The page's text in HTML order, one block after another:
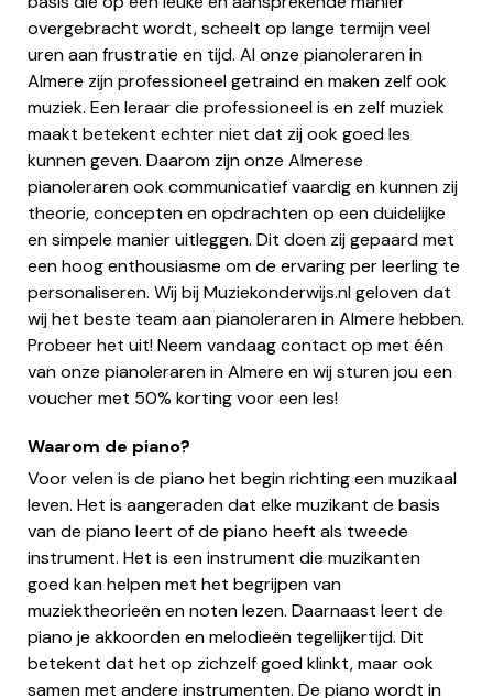
overgebracht wordt, scheelt op lange termijn veel
uren aan frustratie en tijd. Al onze pianoleraren in
Almere zijn professioneel getraind en maken zelf ook
muziek. Een leraar die professioneel is en zelf muziek
maakt betekent echter niet dat zij ook goed les
kunnen geven. Daarom zijn onze Almerese
pianoleraren ook communicatief vaardig en kunnen zij
theorie, concepten en opdrachten op een duidelijke
en simpele manier uitleggen. Dit doen zij gepaard met
een hoog enthousiasme om de ervaring per leerling te
personaliseren. Wij bij Muziekonderwijs.nl geloven dat
wij het beste team aan pianoleraren in Almere hebben.
Probeer het uit! Neem vandaag contact op met één
van onze pianoleraren in Almere en wij sturen jou een
voucher met 50% korting voor een les!
Waarom de piano?
Voor velen is de piano het begin richting een muzikaal
leven. Het is aangeraden dat elke muzikant de basis
van de piano leert of de piano heeft als tweede
instrument. Het is een instrument die muzikanten
goed kan helpen met het begrijpen van
muziektheorieën en noten lezen. Daarnaast leert de
piano je akkoorden en melodieën tegelijkertijd. Dit
betekent dat het op zichzelf goed klinkt, maar ook
samen met andere instrumenten. De piano wordt in